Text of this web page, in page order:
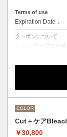
Terms of use
Expiration Date：
クーポンについて
シャンプーブロー込
ワンカラー（おし
COLOR
Cut＋ケア
￥30,800